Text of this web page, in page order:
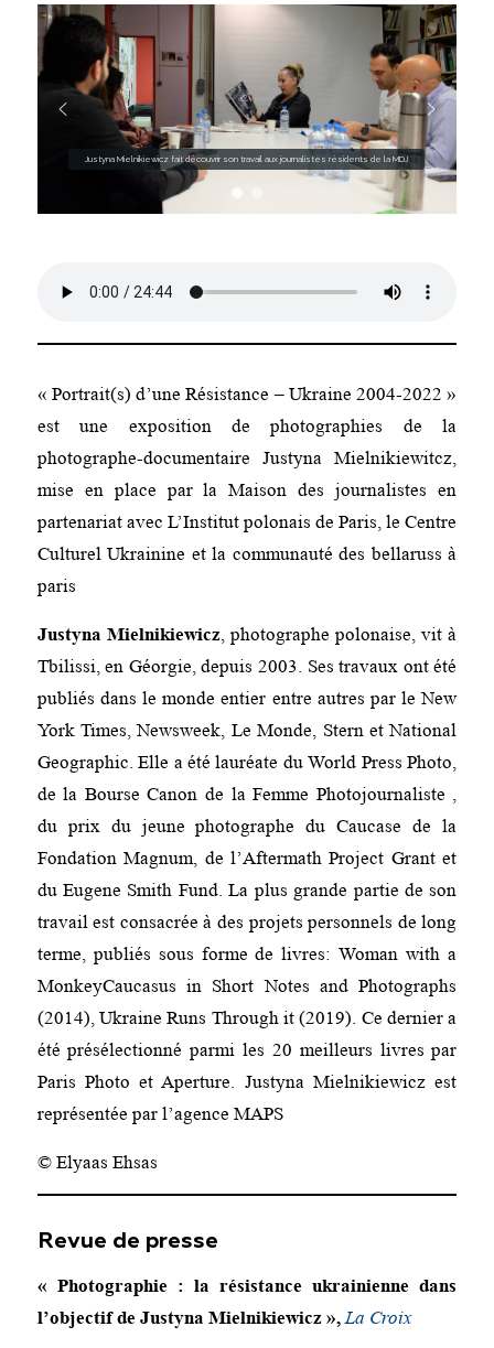
Justyna Mielnikiewicz fait découvrir son travail aux journalistes résidents de la MDJ
« Portrait(s) d’une Résistance – Ukraine 2004-2022 »
est une exposition de photographies de la
photographe-documentaire Justyna Mielnikiewitcz,
mise en place par la Maison des journalistes en
partenariat avec L’Institut polonais de Paris, le Centre
Culturel Ukrainine et la communauté des bellaruss à
paris
Justyna Mielnikiewicz, photographe polonaise, vit à
Tbilissi, en Géorgie, depuis 2003. Ses travaux ont été
publiés dans le monde entier entre autres par le New
York Times, Newsweek, Le Monde, Stern et National
Geographic. Elle a été lauréate du World Press Photo,
de la Bourse Canon de la Femme Photojournaliste ,
du prix du jeune photographe du Caucase de la
Fondation Magnum, de l’Aftermath Project Grant et
du Eugene Smith Fund. La plus grande partie de son
travail est consacrée à des projets personnels de long
terme, publiés sous forme de livres: Woman with a
MonkeyCaucasus in Short Notes and Photographs
(2014), Ukraine Runs Through it (2019). Ce dernier a
été présélectionné parmi les 20 meilleurs livres par
Paris Photo et Aperture. Justyna Mielnikiewicz est
représentée par l’agence MAPS
© Elyaas Ehsas
Revue de presse
« Photographie : la résistance ukrainienne dans
l’objectif de Justyna Mielnikiewicz »,La Croix